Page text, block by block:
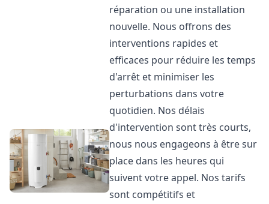
réparation ou une installation
nouvelle. Nous offrons des
interventions rapides et
efficaces pour réduire les temps
d'arrêt et minimiser les
perturbations dans votre
quotidien. Nos délais
d'intervention sont très courts,
nous nous engageons à être sur
place dans les heures qui
suivent votre appel. Nos tarifs
sont compétitifs et